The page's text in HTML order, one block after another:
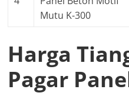
Mutu K-300
Harga
Pagar